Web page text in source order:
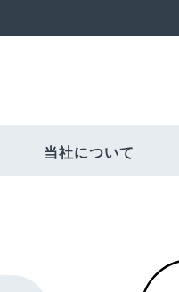
当社について